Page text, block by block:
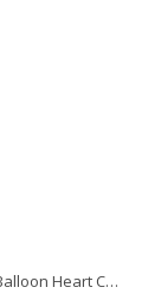
SD Select Entremet Cake Series: Balloon Heart Cutter Small Cutter (Antreme Pasta Serisi: Balon Kalp Kesici)